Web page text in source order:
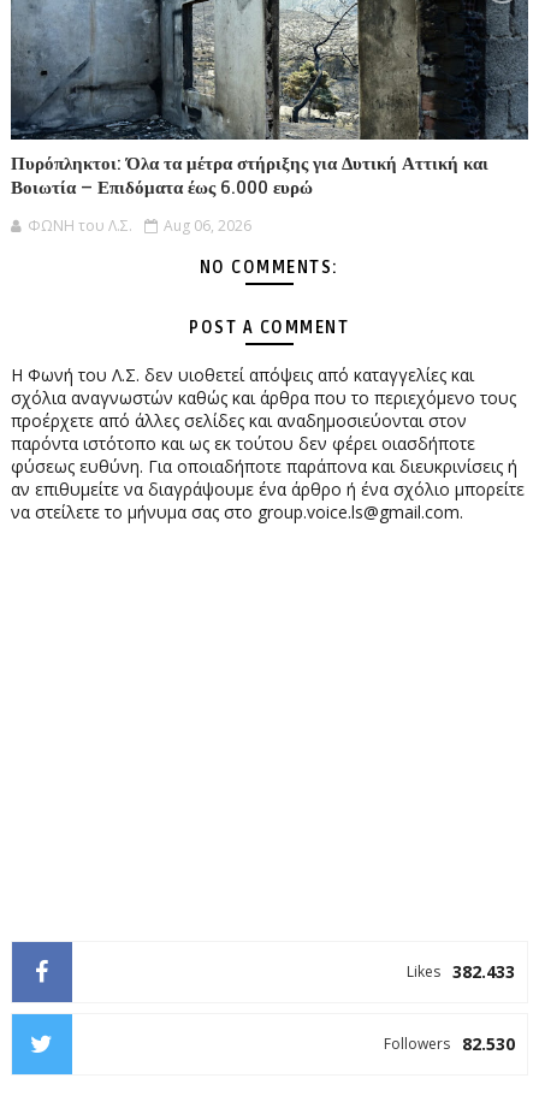
Πυρόπληκτοι: Όλα τα μέτρα στήριξης για Δυτική Αττική και
Βοιωτία – Επιδόματα έως 6.000 ευρώ
ΦΩΝΗ του Λ.Σ. Aug 06, 2026
NO COMMENTS:
POST A COMMENT
Η Φωνή του Λ.Σ. δεν υιοθετεί απόψεις από καταγγελίες και
σχόλια αναγνωστών καθώς και άρθρα που το περιεχόμενο τους
προέρχετε από άλλες σελίδες και αναδημοσιεύονται στον
παρόντα ιστότοπο και ως εκ τούτου δεν φέρει οιασδήποτε
φύσεως ευθύνη. Για οποιαδήποτε παράπονα και διευκρινίσεις ή
αν επιθυμείτε να διαγράψουμε ένα άρθρο ή ένα σχόλιο μπορείτε
να στείλετε το μήνυμα σας στο group.voice.ls@gmail.com.
382.433
Likes
82.530
Followers